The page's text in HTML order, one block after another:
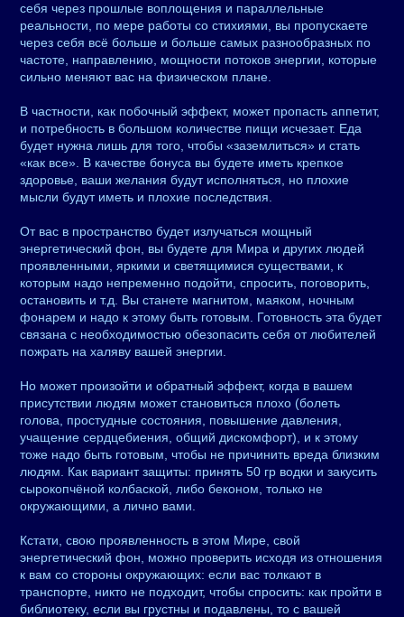
себя через прошлые воплощения и параллельные
реальности, по мере работы со стихиями, вы пропускаете
через себя всё больше и больше самых разнообразных по
частоте, направлению, мощности потоков энергии, которые
сильно меняют вас на физическом плане.
В частности, как побочный эффект, может пропасть аппетит,
и потребность в большом количестве пищи исчезает. Еда
будет нужна лишь для того, чтобы «заземлиться» и стать
«как все». В качестве бонуса вы будете иметь крепкое
здоровье, ваши желания будут исполняться, но плохие
мысли будут иметь и плохие последствия.
От вас в пространство будет излучаться мощный
энергетический фон, вы будете для Мира и других людей
проявленными, яркими и светящимися существами, к
которым надо непременно подойти, спросить, поговорить,
остановить и т.д. Вы станете магнитом, маяком, ночным
фонарем и надо к этому быть готовым. Готовность эта будет
связана с необходимостью обезопасить себя от любителей
пожрать на халяву вашей энергии.
Но может произойти и обратный эффект, когда в вашем
присутствии людям может становиться плохо (болеть
голова, простудные состояния, повышение давления,
учащение сердцебиения, общий дискомфорт), и к этому
тоже надо быть готовым, чтобы не причинить вреда близким
людям. Как вариант защиты: принять 50 гр водки и закусить
сырокопчёной колбаской, либо беконом, только не
окружающими, а лично вами.
Кстати, свою проявленность в этом Мире, свой
энергетический фон, можно проверить исходя из отношения
к вам со стороны окружающих: если вас толкают в
транспорте, никто не подходит, чтобы спросить: как пройти в
библиотеку, если вы грустны и подавлены, то с вашей